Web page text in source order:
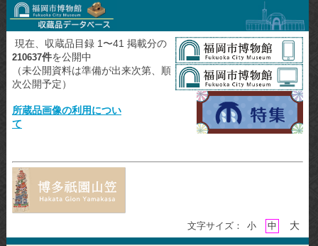
現在、収蔵品目録 1〜41 掲載分の
210637件を公開中
（未公開資料は準備が出来次第、順
次公開予定）
所蔵品画像の利用につい
て
文字サイズ： 小 中 大